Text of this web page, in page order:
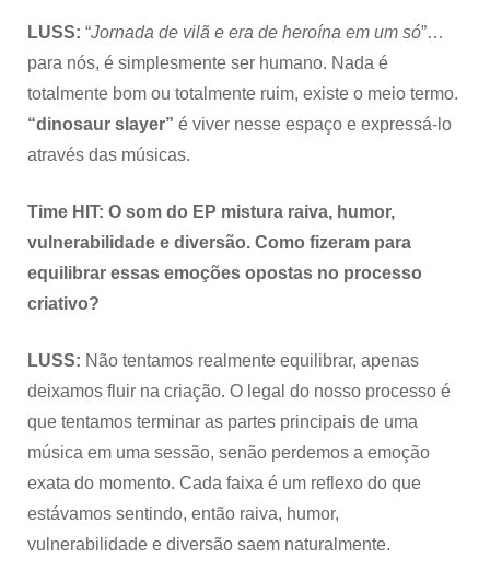
LUSS: “Jornada de vilã e era de heroína em um só”…
para nós, é simplesmente ser humano. Nada é
totalmente bom ou totalmente ruim, existe o meio termo.
“dinosaur slayer” é viver nesse espaço e expressá-lo
através das músicas.
Time HIT: O som do EP mistura raiva, humor,
vulnerabilidade e diversão. Como fizeram para
equilibrar essas emoções opostas no processo
criativo?
LUSS: Não tentamos realmente equilibrar, apenas
deixamos fluir na criação. O legal do nosso processo é
que tentamos terminar as partes principais de uma
música em uma sessão, senão perdemos a emoção
exata do momento. Cada faixa é um reflexo do que
estávamos sentindo, então raiva, humor,
vulnerabilidade e diversão saem naturalmente.